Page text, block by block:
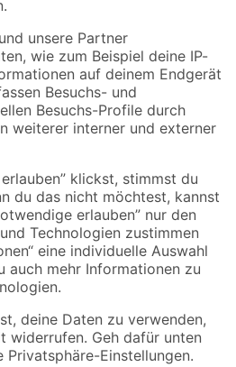
Versandarten
MwSt.. Die dargestellten Angebote sind unter
Die angegebenen Verfügbarkeiten beziehen